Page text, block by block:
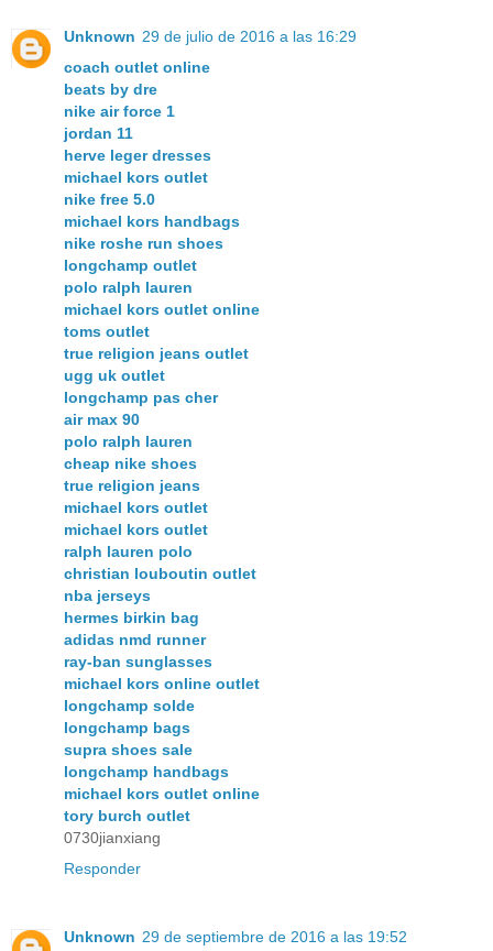
Unknown 29 de julio de 2016 a las 16:29
coach outlet online
beats by dre
nike air force 1
jordan 11
herve leger dresses
michael kors outlet
nike free 5.0
michael kors handbags
nike roshe run shoes
longchamp outlet
polo ralph lauren
michael kors outlet online
toms outlet
true religion jeans outlet
ugg uk outlet
longchamp pas cher
air max 90
polo ralph lauren
cheap nike shoes
true religion jeans
michael kors outlet
michael kors outlet
ralph lauren polo
christian louboutin outlet
nba jerseys
hermes birkin bag
adidas nmd runner
ray-ban sunglasses
michael kors online outlet
longchamp solde
longchamp bags
supra shoes sale
longchamp handbags
michael kors outlet online
tory burch outlet
0730jianxiang
Responder
Unknown 29 de septiembre de 2016 a las 19:52